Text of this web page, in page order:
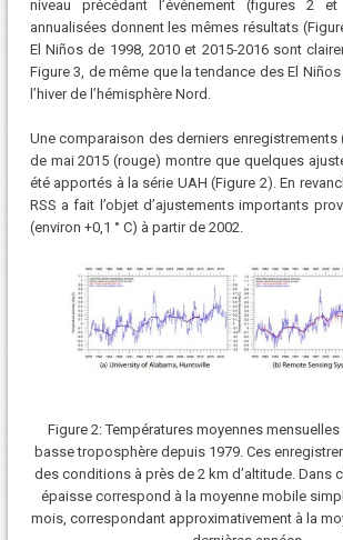
niveau précédant l’événement (figures 2
annualisées donnent les mêmes résultats
El Niños de 1998, 2010 et 2015-2016 sont
Figure 3, de même que la tendance des El
l’hiver de l’hémisphère Nord.
Une comparaison des derniers enregistrements
de mai 2015 (rouge) montre que quelques
été apportés à la série UAH (Figure 2). En
RSS a fait l’objet d’ajustements importants
(environ +0,1 ° C) à partir de 2002.
Figure 2: Températures moyennes
basse troposphère depuis 1979. Ces
des conditions à près de 2 km d’altitude. Dans
épaisse correspond à la moyenne mobile
mois, correspondant approximativement à la